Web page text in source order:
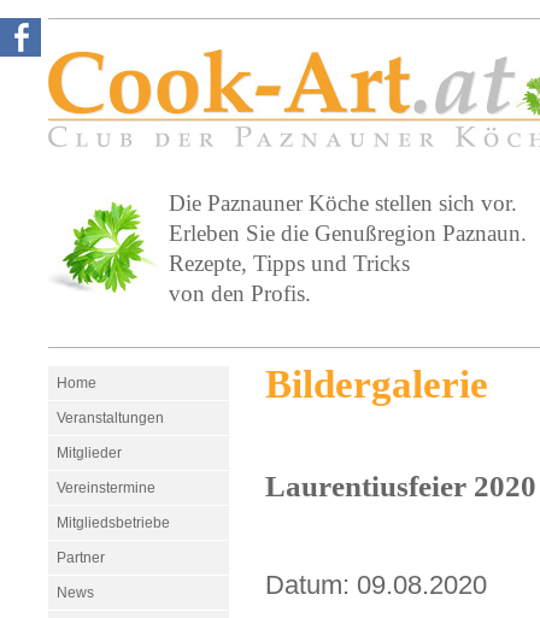
Die Paznauner Köche stellen sich vor.
Erleben Sie die Genußregion Paznaun.
Rezepte, Tipps und Tricks
von den Profis.
Home
Veranstaltungen
Mitglieder
Vereinstermine
Mitgliedsbetriebe
Partner
News
Bildergalerie
Laurentiusfeier 2020
Datum: 09.08.2020